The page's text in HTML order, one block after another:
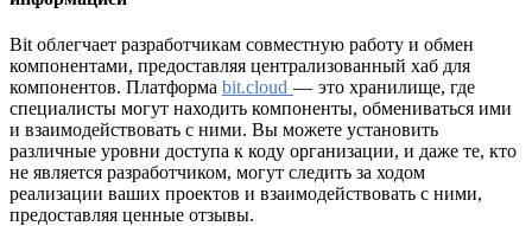
Bit облегчает разработчикам совместную работу и обмен
компонентами, предоставляя централизованный хаб для
компонентов. Платформа bit.cloud — это хранилище, где
специалисты могут находить компоненты, обмениваться ими
и взаимодействовать с ними. Вы можете установить
различные уровни доступа к коду организации, и даже те, кто
не является разработчиком, могут следить за ходом
реализации ваших проектов и взаимодействовать с ними,
предоставляя ценные отзывы.